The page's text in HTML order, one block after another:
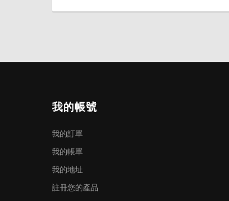
我的帳號
我的訂單
我的帳單
我的地址
註冊您的產品